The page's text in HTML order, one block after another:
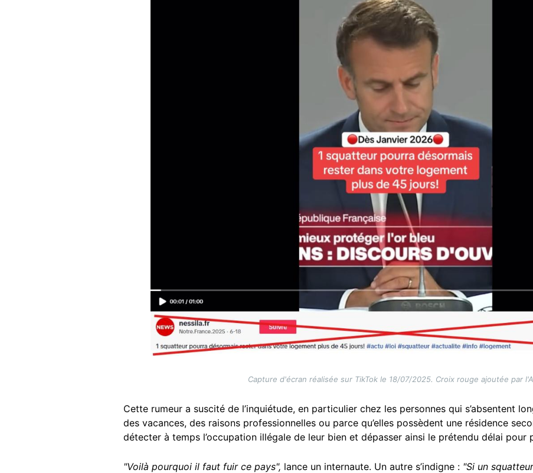
Capture d'écran réalisée sur TikTok le 18/07/2025. Croix rouge ajoutée par
Cette rumeur a suscité de l’inquiétude, en particulier chez les personnes qui s’absentent
des vacances, des raisons professionnelles ou parce qu’elles possèdent une résidence
détecter à temps l’occupation illégale de leur bien et dépasser ainsi le prétendu délai pour
"Voilà pourquoi il faut fuir ce pays", lance un internaute. Un autre s’indigne : "Si un